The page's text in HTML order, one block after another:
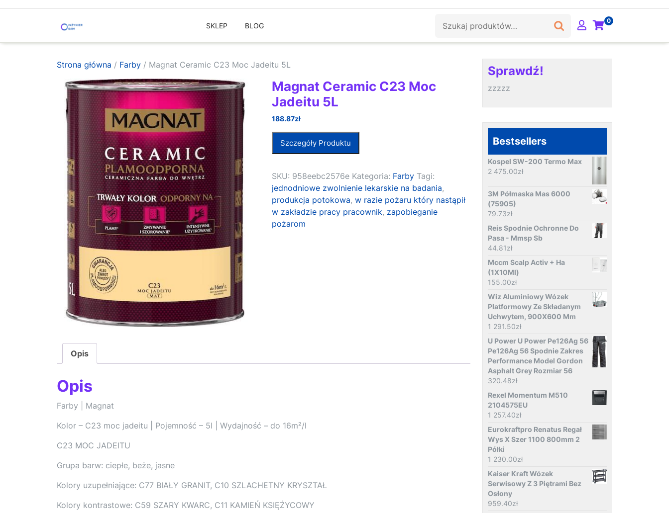
SKLEP BLOG
0
Strona główna / Farby / Magnat Ceramic C23 Moc Jadeitu 5L
Magnat Ceramic C23 Moc
Jadeitu 5L
188.87zł
Szczegóły Produktu
SKU: 958eebc2576e Kategoria: Farby Tagi:
jednodniowe zwolnienie lekarskie na badania,
produkcja potokowa,w razie pożaru który nastąpił
w zakładzie pracy pracownik, zapobieganie
pożarom
Opis
Opis
Farby | Magnat
Kolor – C23 moc jadeitu | Pojemność – 5l | Wydajność – do 16m²/l
C23 MOC JADEITU
Grupa barw: ciepłe, beże, jasne
Kolory uzupełniające: C77 BIAŁY GRANIT, C10 SZLACHETNY KRYSZTAŁ
Kolory kontrastowe: C59 SZARY KWARC, C11 KAMIEŃ KSIĘŻYCOWY
Sprawdź!
zzzzz
Bestsellers
Kospel SW-200 Termo Max
2 475.00zł
3M Półmaska Mas 6000
(75905)
79.73zł
Reis Spodnie Ochronne Do
Pasa - Mmsp Sb
44.81zł
Mccm Scalp Activ + Ha
(1X10Ml)
155.00zł
Wiz Aluminiowy Wózek
Platformowy Ze Składanym
Uchwytem, 900X600 Mm
1 291.50zł
U Power U Power Pe126Ag 56
Pe126Ag 56 Spodnie Zakres
Performance Model Gordon
Asphalt Grey Rozmiar 56
320.48zł
Rexel Momentum M510
2104575EU
1 257.40zł
Eurokraftpro Renatus Regał
Wys X Szer 1100 800mm 2
Półki
1 230.00zł
Kaiser Kraft Wózek
Serwisowy Z 3 Piętrami Bez
Osłony
959.40zł